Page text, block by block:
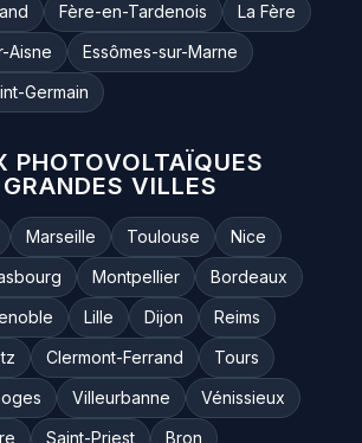
Fère-en-Tardenois
La Fère
Aisne
Essômes-sur-Marne
Germain
PHOTOVOLTAÏQUES
VILLES
Marseille Toulouse
Nice
Montpellier
Bordeaux
Lille Dijon
Reims
Clermont-Ferrand
Tours
Villeurbanne
Vénissieux
Saint-Priest
Bron